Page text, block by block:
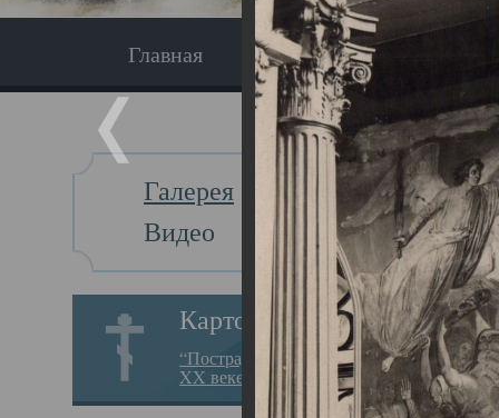
Главная Экскурсия
Галерея
Видео
Картотека
“Пострадавшие за веру в
XX веке на Севере”
Главная